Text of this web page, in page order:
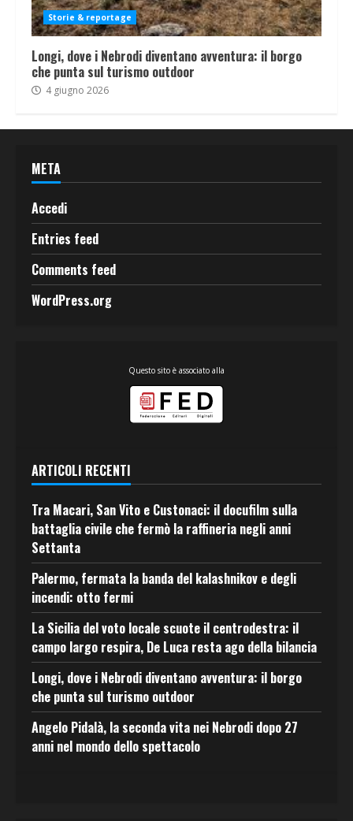
Storie & reportage
Longi, dove i Nebrodi diventano avventura: il borgo
che punta sul turismo outdoor
4 giugno 2026
META
Accedi
Entries feed
Comments feed
WordPress.org
Questo sito è associato alla
ARTICOLI RECENTI
Tra Macari, San Vito e Custonaci: il docufilm sulla
battaglia civile che fermò la raffineria negli anni
Settanta
Palermo, fermata la banda del kalashnikov e degli
incendi: otto fermi
La Sicilia del voto locale scuote il centrodestra: il
campo largo respira, De Luca resta ago della bilancia
Longi, dove i Nebrodi diventano avventura: il borgo
che punta sul turismo outdoor
Angelo Pidalà, la seconda vita nei Nebrodi dopo 27
anni nel mondo dello spettacolo